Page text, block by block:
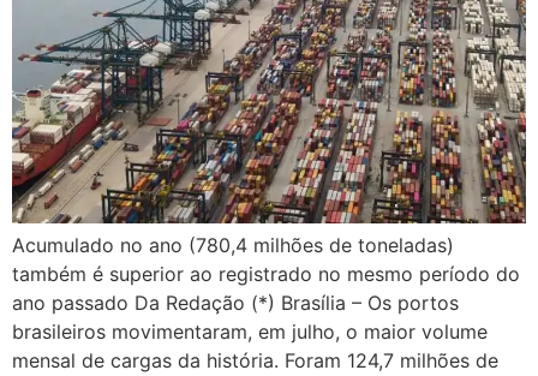
Acumulado no ano (780,4 milhões de toneladas)
também é superior ao registrado no mesmo período do
ano passado Da Redação (*) Brasília – Os portos
brasileiros movimentaram, em julho, o maior volume
mensal de cargas da história. Foram 124,7 milhões de